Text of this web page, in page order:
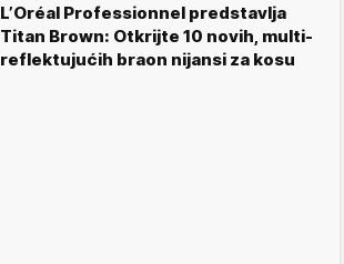
L’Oréal Professionnel predstavlja
Titan Brown: Otkrijte 10 novih, multi-
reflektujućih braon nijansi za kosu